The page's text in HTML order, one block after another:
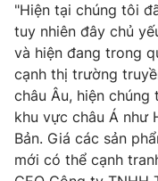
Liên hệ tòa soạn
THỜI BÁO VTV
Theo dõi báo trên
"Hiện tại chúng tôi
tuy nhiên đây chủ
và hiện đang trong
cạnh thị trường
châu Âu, hiện
khu vực châu Á như
Bản. Giá các sản
mới có thể cạnh